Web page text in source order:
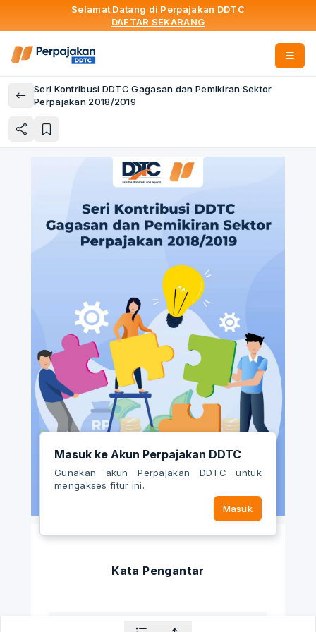
Selamat Datang di Perpajakan DDTC
DAFTAR SEKARANG
Seri Kontribusi DDTC Gagasan dan Pemikiran Sektor
Perpajakan 2018/2019
Kata Pengantar
Masuk ke Akun Perpajakan DDTC
Gunakan akun Perpajakan DDTC untuk
mengakses fitur ini.
Masuk